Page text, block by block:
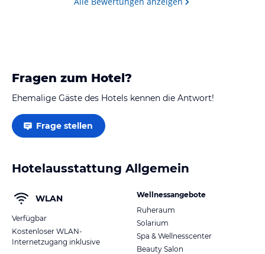
Fragen zum Hotel?
Ehemalige Gäste des Hotels kennen die Antwort!
Frage stellen
Hotelausstattung Allgemein
WLAN
Verfügbar
Kostenloser WLAN-
Internetzugang inklusive
Wellnessangebote
Ruheraum
Solarium
Spa & Wellnesscenter
Beauty Salon